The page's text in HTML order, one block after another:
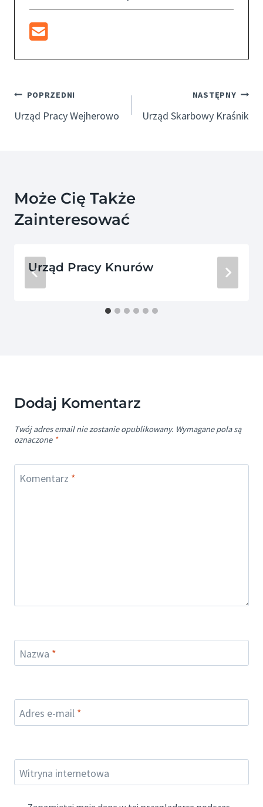
Nawigacja
Wpisu
POPRZEDNI
Urząd Pracy Wejherowo
NASTĘPNY
Urząd Skarbowy Kraśnik
Może Cię Także
Zainteresować
Urząd Pracy Knurów
Dodaj Komentarz
Twój adres email nie zostanie opublikowany. Wymagane pola są
oznaczone *
Komentarz *
Nazwa *
Adres e-mail *
Witryna internetowa